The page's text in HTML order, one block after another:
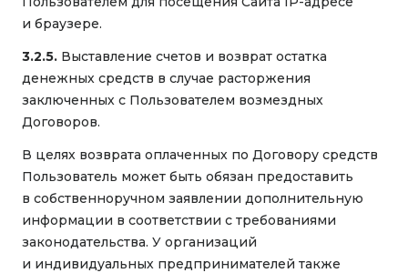
и браузере.
3.2.5. Выставление счетов и возврат остатка
денежных средств в случае расторжения
заключенных с Пользователем возмездных
Договоров.
В целях возврата оплаченных по Договору средств
Пользователь может быть обязан предоставить
в собственноручном заявлении дополнительную
информации в соответствии с требованиями
законодательства. У организаций
и индивидуальных предпринимателей также